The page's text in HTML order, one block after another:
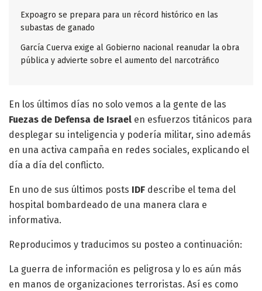
Expoagro se prepara para un récord histórico en las
subastas de ganado
García Cuerva exige al Gobierno nacional reanudar la obra
pública y advierte sobre el aumento del narcotráfico
En los últimos días no solo vemos a la gente de las
Fuezas de Defensa de Israel en esfuerzos titánicos para
desplegar su inteligencia y podería militar, sino además
en una activa campaña en redes sociales, explicando el
día a día del conflicto.
En uno de sus últimos posts IDF describe el tema del
hospital bombardeado de una manera clara e
informativa.
Reproducimos y traducimos su posteo a continuación:
La guerra de información es peligrosa y lo es aún más
en manos de organizaciones terroristas. Así es como